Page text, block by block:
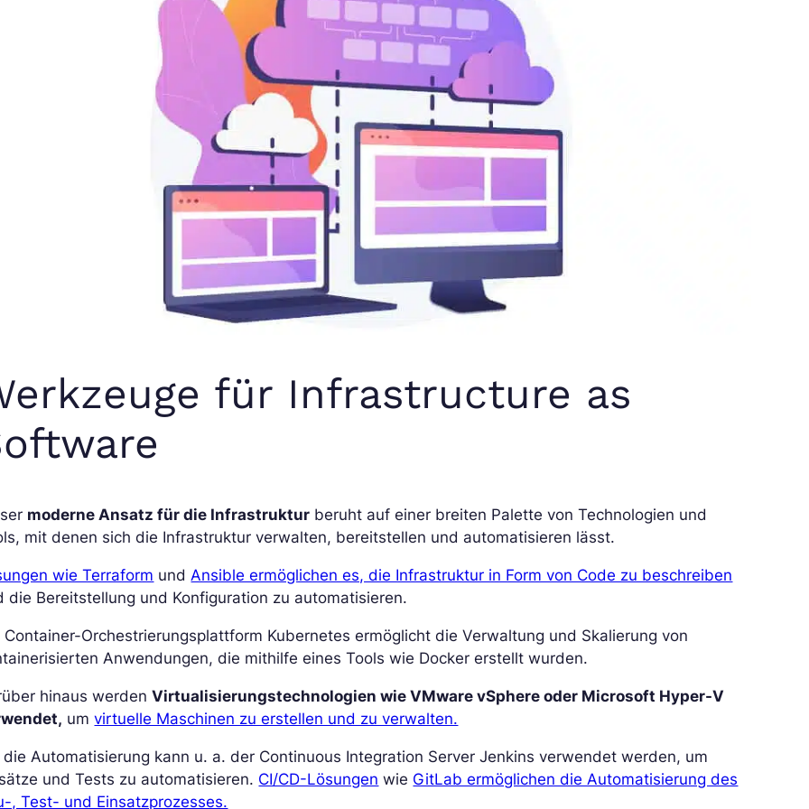
für Infrastructure as
moderne Ansatz für die Infrastruktur beruht auf einer breiten Palette von Technologien und
mit denen sich die Infrastruktur verwalten, bereitstellen und automatisieren lässt.
wie Terraform und Ansible ermöglichen es, die Infrastruktur in Form von Code zu beschreiben
die Bereitstellung und Konfiguration zu automatisieren.
Container-Orchestrierungsplattform Kubernetes ermöglicht die Verwaltung und Skalierung von
Anwendungen, die mithilfe eines Tools wie Docker erstellt wurden.
hinaus werdenVirtualisierungstechnologien wie VMware vSphere oder Microsoft Hyper-V
umvirtuelle Maschinen zu erstellen und zu verwalten.
die Automatisierung kann u. a. der Continuous Integration Server Jenkins verwendet werden, um
und Tests zu automatisieren. CI/CD-Lösungen wie GitLab ermöglichen die Automatisierung des
, Test- und Einsatzprozesses.